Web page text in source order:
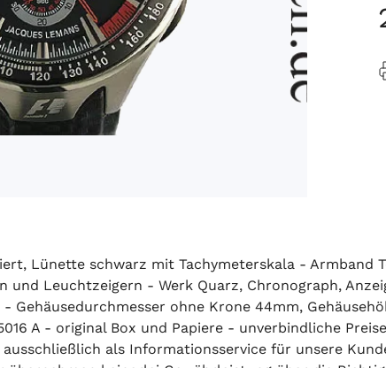
Lünette schwarz mit Tachymeterskala -
Leuchtzeigern - Werk Quarz, Chronograph,
ohne Krone 44mm,
A - original Box und Papiere - unverbindliche
ausschließlich als Informationsservice für unsere